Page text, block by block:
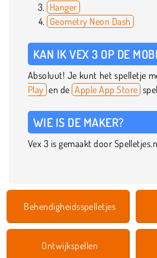
Hanger
Geometry Neon Dash
KAN IK VEX 3 OP DE
Absoluut! Je kunt het spelletje
Play en de Apple App Store
WIE IS DE MAKER?
Vex 3 is gemaakt door
Behendigheidsspelletjes
Ontwijkspellen